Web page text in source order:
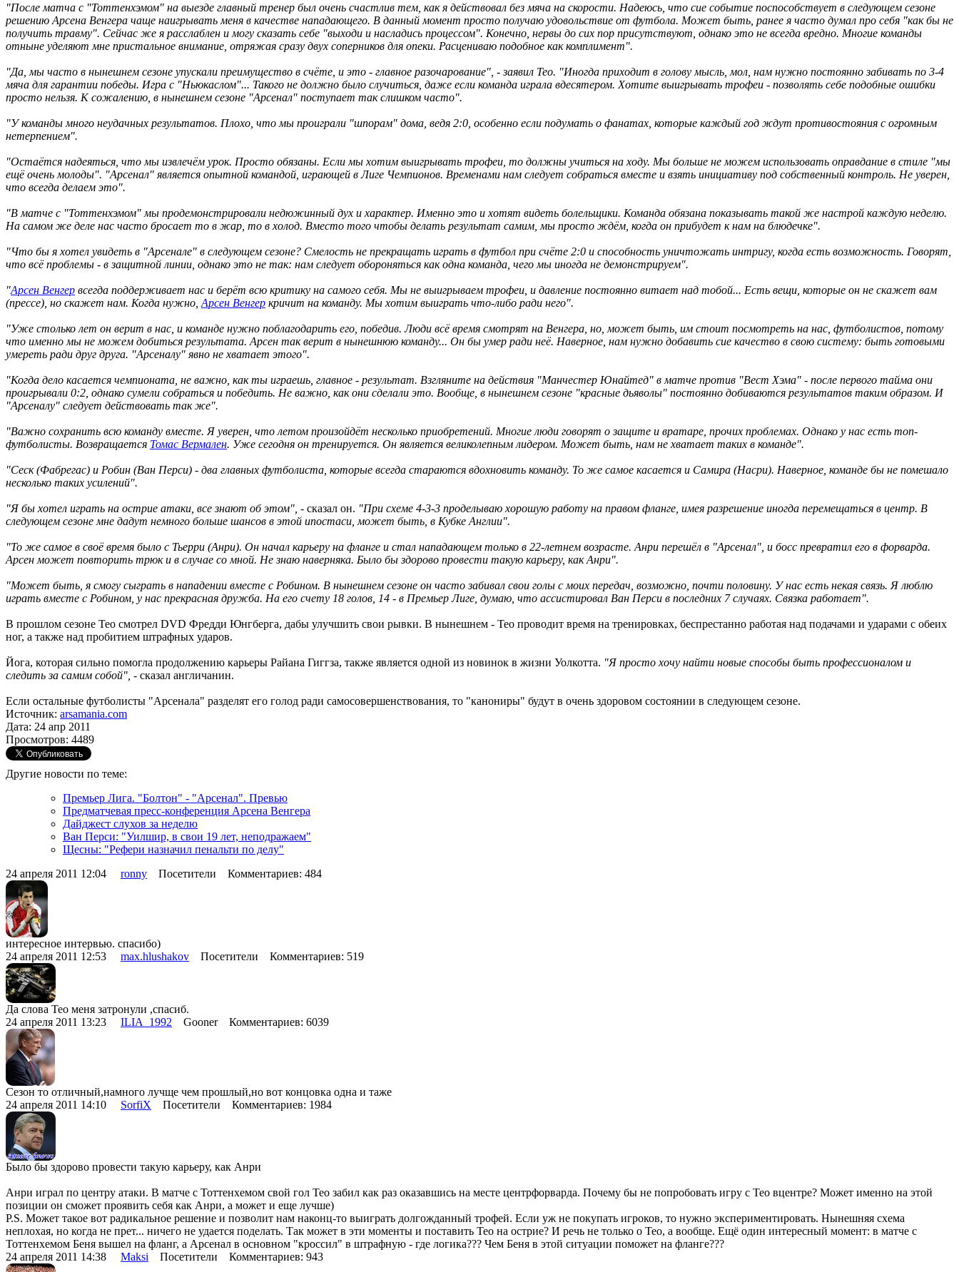
"После матча с "Тоттенхэмом" на выезде главный тренер был очень счастлив тем, как я действовал без мяча на скорости. Надеюсь, что сие событие поспособствует в следующем сезоне
решению Арсена Венгера чаще наигрывать меня в качестве нападающего. В данный момент просто получаю удовольствие от футбола. Может быть, ранее я часто думал про себя "как бы не
получить травму". Сейчас же я расслаблен и могу сказать себе "выходи и насладись процессом". Конечно, нервы до сих пор присутствуют, однако это не всегда вредно. Многие команды
отныне уделяют мне пристальное внимание, отряжая сразу двух соперников для опеки. Расцениваю подобное как комплимент".
"Да, мы часто в нынешнем сезоне упускали преимущество в счёте, и это - главное разочарование", - заявил Тео. "Иногда приходит в голову мысль, мол, нам нужно постоянно забивать по 3-4
мяча для гарантии победы. Игра с "Ньюкаслом"... Такого не должно было случиться, даже если команда играла вдесятером. Хотите выигрывать трофеи - позволять себе подобные ошибки
просто нельзя. К сожалению, в нынешнем сезоне "Арсенал" поступает так слишком часто".
"У команды много неудачных результатов. Плохо, что мы проиграли "шпорам" дома, ведя 2:0, особенно если подумать о фанатах, которые каждый год ждут противостояния с огромным
нетерпением".
"Остаётся надеяться, что мы извлечём урок. Просто обязаны. Если мы хотим выигрывать трофеи, то должны учиться на ходу. Мы больше не можем использовать оправдание в стиле "мы
ещё очень молоды". "Арсенал" является опытной командой, играющей в Лиге Чемпионов. Временами нам следует собраться вместе и взять инициативу под собственный контроль. Не уверен,
что всегда делаем это".
"В матче с "Тоттенхэмом" мы продемонстрировали недюжинный дух и характер. Именно это и хотят видеть болельщики. Команда обязана показывать такой же настрой каждую неделю.
На самом же деле нас часто бросает то в жар, то в холод. Вместо того чтобы делать результат самим, мы просто ждём, когда он прибудет к нам на блюдечке".
"Что бы я хотел увидеть в "Арсенале" в следующем сезоне? Смелость не прекращать играть в футбол при счёте 2:0 и способность уничтожать интригу, когда есть возможность. Говорят,
что всё проблемы - в защитной линии, однако это не так: нам следует обороняться как одна команда, чего мы иногда не демонстрируем".
"Арсен Венгер всегда поддерживает нас и берёт всю критику на самого себя. Мы не выигрываем трофеи, и давление постоянно витает над тобой... Есть вещи, которые он не скажет вам
(прессе), но скажет нам. Когда нужно, Арсен Венгер кричит на команду. Мы хотим выиграть что-либо ради него".
"Уже столько лет он верит в нас, и команде нужно поблагодарить его, победив. Люди всё время смотрят на Венгера, но, может быть, им стоит посмотреть на нас, футболистов, потому
что именно мы не можем добиться результата. Арсен так верит в нынешнюю команду... Он бы умер ради неё. Наверное, нам нужно добавить сие качество в свою систему: быть готовыми
умереть ради друг друга. "Арсеналу" явно не хватает этого".
"Когда дело касается чемпионата, не важно, как ты играешь, главное - результат. Взгляните на действия "Манчестер Юнайтед" в матче против "Вест Хэма" - после первого тайма они
проигрывали 0:2, однако сумели собраться и победить. Не важно, как они сделали это. Вообще, в нынешнем сезоне "красные дьяволы" постоянно добиваются результатов таким образом. И
"Арсеналу" следует действовать так же".
"Важно сохранить всю команду вместе. Я уверен, что летом произойдёт несколько приобретений. Многие люди говорят о защите и вратаре, прочих проблемах. Однако у нас есть топ-
футболисты. Возвращается Томас Вермален. Уже сегодня он тренируется. Он является великолепным лидером. Может быть, нам не хватает таких в команде".
"Сеск (Фабрегас) и Робин (Ван Перси) - два главных футболиста, которые всегда стараются вдохновить команду. То же самое касается и Самира (Насри). Наверное, команде бы не помешало
несколько таких усилений".
"Я бы хотел играть на острие атаки, все знают об этом", - сказал он. "При схеме 4-3-3 проделываю хорошую работу на правом фланге, имея разрешение иногда перемещаться в центр. В
следующем сезоне мне дадут немного больше шансов в этой ипостаси, может быть, в Кубке Англии".
"То же самое в своё время было с Тьерри (Анри). Он начал карьеру на фланге и стал нападающем только в 22-летнем возрасте. Анри перешёл в "Арсенал", и босс превратил его в форварда.
Арсен может повторить трюк и в случае со мной. Не знаю наверняка. Было бы здорово провести такую карьеру, как Анри".
"Может быть, я смогу сыграть в нападении вместе с Робином. В нынешнем сезоне он часто забивал свои голы с моих передач, возможно, почти половину. У нас есть некая связь. Я люблю
играть вместе с Робином, у нас прекрасная дружба. На его счету 18 голов, 14 - в Премьер Лиге, думаю, что ассистировал Ван Перси в последних 7 случаях. Связка работает".
В прошлом сезоне Тео смотрел DVD Фредди Юнгберга, дабы улучшить свои рывки. В нынешнем - Тео проводит время на тренировках, беспрестанно работая над подачами и ударами с обеих
ног, а также над пробитием штрафных ударов.
Йога, которая сильно помогла продолжению карьеры Райана Гиггза, также является одной из новинок в жизни Уолкотта. "Я просто хочу найти новые способы быть профессионалом и
следить за самим собой", - сказал англичанин.
Если остальные футболисты "Арсенала" разделят его голод ради самосовершенствования, то "канониры" будут в очень здоровом состоянии в следующем сезоне.
Источник: arsamania.com
Дата: 24 апр 2011
Просмотров: 4489
Другие новости по теме:
Премьер Лига. "Болтон" - "Арсенал". Превью
Предматчевая пресс-конференция Арсена Венгера
Дайджест слухов за неделю
Ван Перси: "Уилшир, в свои 19 лет, неподражаем"
Щесны: "Рефери назначил пенальти по делу"
24 апреля 2011 12:04 ronny Посетители Комментариев: 484
интересное интервью. спасибо)
24 апреля 2011 12:53 max.hlushakov Посетители Комментариев: 519
Да слова Тео меня затронули ,спасиб.
24 апреля 2011 13:23 ILIA_1992 Gooner Комментариев: 6039
Сезон то отличный,намного лучще чем прошлый,но вот концовка одна и таже
24 апреля 2011 14:10 SorfiX Посетители Комментариев: 1984
Было бы здорово провести такую карьеру, как Анри
Анри играл по центру атаки. В матче с Тоттенхемом свой гол Тео забил как раз оказавшись на месте центрфорварда. Почему бы не попробовать игру с Тео вцентре? Может именно на этой
позиции он сможет проявить себя как Анри, а может и еще лучше)
P.S. Может такое вот радикальное решение и позволит нам наконц-то выиграть долгожданный трофей. Если уж не покупать игроков, то нужно экспериментировать. Нынешняя схема
неплохая, но когда не прет... ничего не удается поделать. Так может в эти моменты и поставить Тео на острие? И речь не только о Тео, а вообще. Ещё один интересный момент: в матче с
Тоттенхемом Беня вышел на фланг, а Арсенал в основном "кроссил" в штрафную - где логика??? Чем Беня в этой ситуации поможет на фланге???
24 апреля 2011 14:38 Maksi Посетители Комментариев: 943